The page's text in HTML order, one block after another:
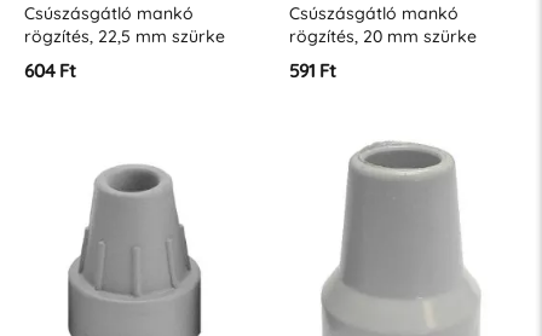
Csúszásgátló mankó
rögzítés, 22,5 mm szürke
604 Ft
Csúszásgátló mankó
rögzítés, 20 mm szürke
591 Ft